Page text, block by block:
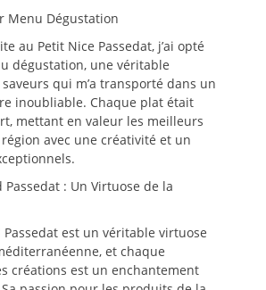
Menu Dégustation
au Petit Nice Passedat, j’ai opté
dégustation, une véritable
qui m’a transporté dans un
inoubliable. Chaque plat était
mettant en valeur les meilleurs
avec une créativité et un
Passedat : Un Virtuose de la
Passedat est un véritable virtuose
et chaque
créations est un enchantement